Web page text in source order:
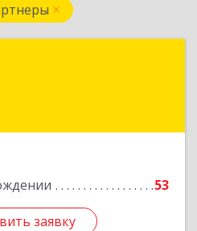
53
заявку
р-н, Энем
заявку